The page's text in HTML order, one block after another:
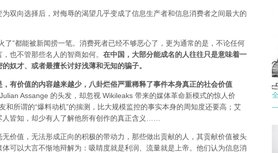
双向选择后，对侮辱的渴望几乎变成了信息生产者和信息消费者之间最大的
了”都能被新闻捞一笔。消费死者已经不够恶心了，更为通常的是，不论任何
也不管那些名人的智商如何。 在中国，大部分能成名的人往往只是意味着一
奴才、或者最擅长讨好浅薄和无知的骗子。
有价值的内容越来越少，八卦烂俗严重稀释了事件本身真正的社会价值
Assange 的头发，却忽视 Wikileaks 带来的媒体革命新模式的惊人价
和所谓的“爆料动机”的揣测，比大规模监控的事实本身的周知度还要高；艾
皆知，却少有人了解他所有创作的真正含义……
价值，无法形成正向的积极的带动力，那些做出贡献的人，其贡献价值被头
可以大言不惭地辩解为：吸睛度就是利润、流量就是上帝。他们认为信息消